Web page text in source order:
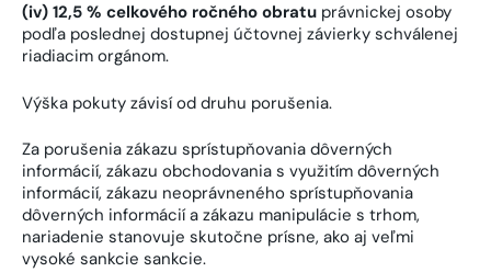
(iv) 12,5 % celkového ročného obratu právnickej osoby
podľa poslednej dostupnej účtovnej závierky schválenej
riadiacim orgánom.
Výška pokuty závisí od druhu porušenia.
Za porušenia zákazu sprístupňovania dôverných
informácií, zákazu obchodovania s využitím dôverných
informácií, zákazu neoprávneného sprístupňovania
dôverných informácií a zákazu manipulácie s trhom,
nariadenie stanovuje skutočne prísne, ako aj veľmi
vysoké sankcie sankcie.